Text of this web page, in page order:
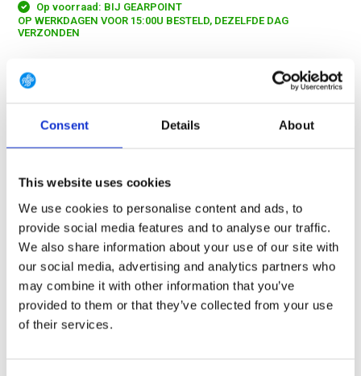
Consent Details About
This website uses cookies
We use cookies to personalise content and ads, to
provide social media features and to analyse our traffic.
We also share information about your use of our site with
our social media, advertising and analytics partners who
may combine it with other information that you’ve
provided to them or that they’ve collected from your use
of their services.
Op voorraad: BIJ GEARPOINT
OP WERKDAGEN VOOR 15:00U BESTELD, DEZELFDE DAG
VERZONDEN
Toon meer
GRATIS LEVERING VANAF € 100
14 DAGEN RETOURTERMIJN
Productomschrijving
Specificaties